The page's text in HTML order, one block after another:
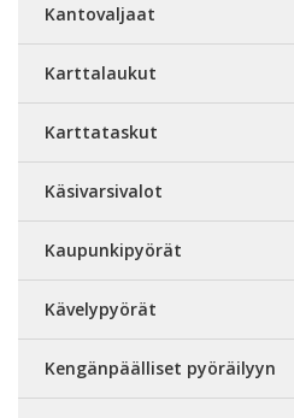
Kantovaljaat
Karttalaukut
Karttataskut
Käsivarsivalot
Kaupunkipyörät
Kävelypyörät
Kengänpäälliset pyöräilyyn